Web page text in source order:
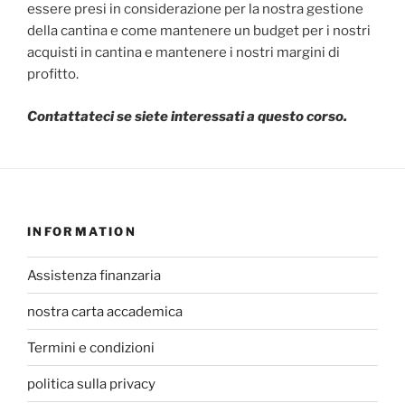
essere presi in considerazione per la nostra gestione
della cantina e come mantenere un budget per i nostri
acquisti in cantina e mantenere i nostri margini di
profitto.
Contattateci se siete interessati a questo corso.
INFORMATION
Assistenza finanzaria
nostra carta accademica
Termini e condizioni
politica sulla privacy